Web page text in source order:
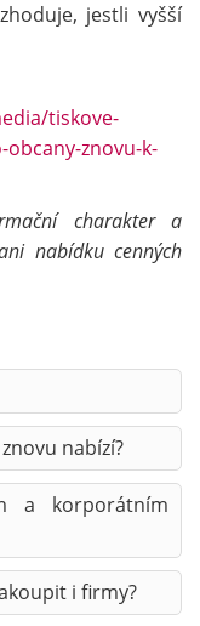
jestli vyšší
tiskove-
znovu-k-
charakter a
nabídku cenných
nabízí?
a korporátním
i firmy?